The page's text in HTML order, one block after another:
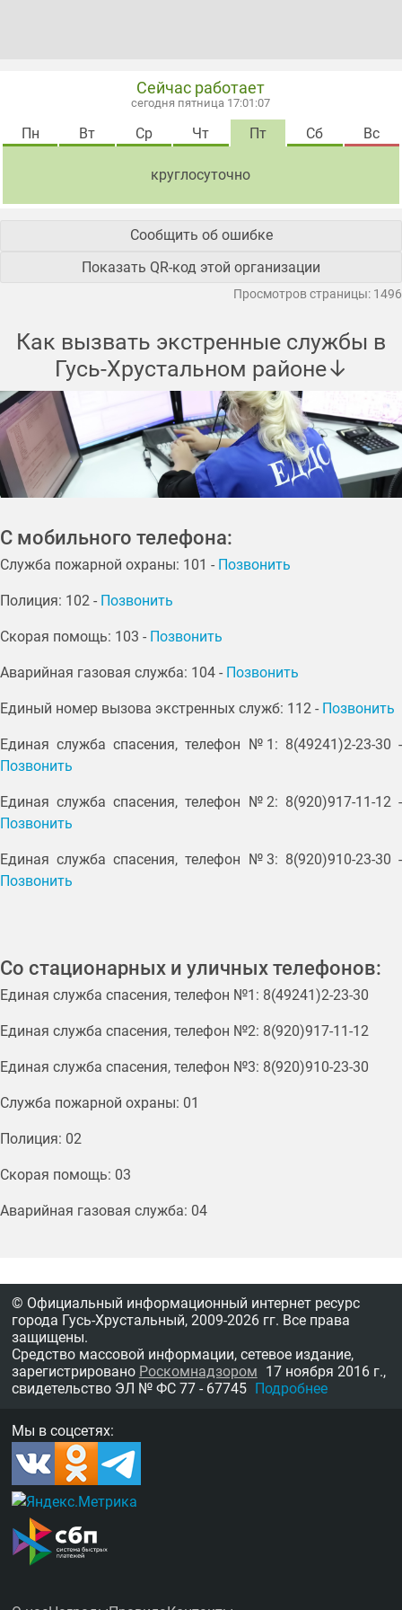
Сейчас работает
сегодня пятница 17:01:08
Пн Вт Ср Чт Пт Сб Вс
круглосуточно
Сообщить об ошибке
Показать QR-код этой организации
Просмотров страницы: 1496
Как вызвать экстренные службы в
Гусь-Хрустальном районе↓
С мобильного телефона:
Служба пожарной охраны: 101 - Позвонить
Полиция: 102 - Позвонить
Скорая помощь: 103 - Позвонить
Аварийная газовая служба: 104 - Позвонить
Единый номер вызова экстренных служб: 112 - Позвонить
Единая служба спасения, телефон №1: 8(49241)2-23-30 -
Позвонить
Единая служба спасения, телефон №2: 8(920)917-11-12 -
Позвонить
Единая служба спасения, телефон №3: 8(920)910-23-30 -
Позвонить
Со стационарных и уличных телефонов:
Единая служба спасения, телефон №1: 8(49241)2-23-30
Единая служба спасения, телефон №2: 8(920)917-11-12
Единая служба спасения, телефон №3: 8(920)910-23-30
Служба пожарной охраны: 01
Полиция: 02
Скорая помощь: 03
Аварийная газовая служба: 04
© Официальный информационный интернет ресурс
города Гусь-Хрустальный, 2009-2026 гг. Все права
защищены.
Средство массовой информации, сетевое издание,
зарегистрировано Роскомнадзором 17 ноября 2016 г.,
свидетельство ЭЛ № ФС 77 - 67745 Подробнее
Мы в соцсетях: